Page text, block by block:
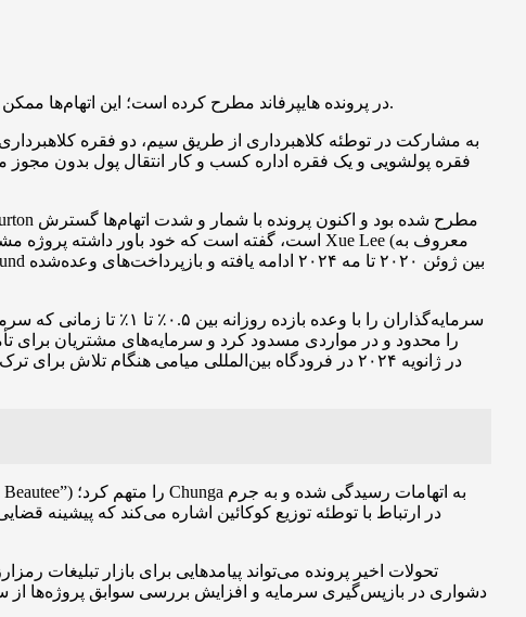
دادستانی آمریکا اتهام‌های تازه‌ای علیه Rodney Burton ملقب به “Bitcoin Rodney” در پرونده هایپرفاند مطرح کرده است؛ این اتهام‌ها ممکن است هر یک تا ۲۰ سال زندان به همراه داشته باشند.
را محدود و در مواردی مسدود کرد و سرمایه‌های مشتریان برای
تحولات اخیر پرونده می‌تواند پیامدهایی برای بازار
دشواری در بازپس‌گیری سرمایه و افزایش بررسی سوابق پروژه‌ها